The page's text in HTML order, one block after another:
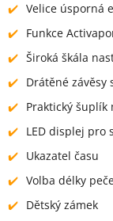
Velice úsporná
Funkce
Široká škála
Drátěné závěsy
Praktický šuplík
LED displej pro
Ukazatel času
Volba délky
Dětský zámek